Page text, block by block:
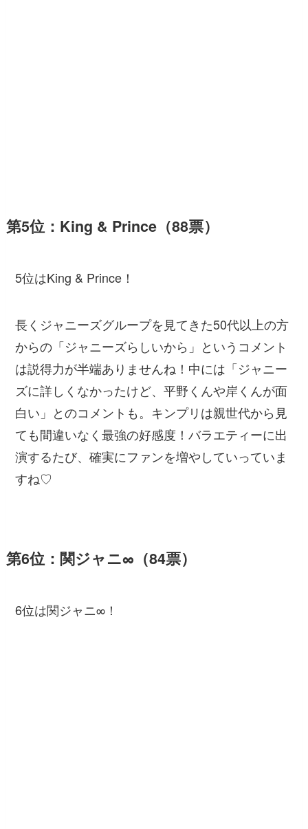
第5位：King & Prince（88票）
5位はKing & Prince！
長くジャニーズグループを見てきた50代以上の方
からの「ジャニーズらしいから」というコメント
は説得力が半端ありませんね！中には「ジャニー
ズに詳しくなかったけど、平野くんや岸くんが面
白い」とのコメントも。キンプリは親世代から見
ても間違いなく最強の好感度！バラエティーに出
演するたび、確実にファンを増やしていっていま
すね♡
第6位：関ジャニ∞（84票）
6位は関ジャニ∞！